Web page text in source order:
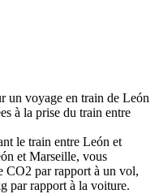
un voyage en train de León
à la prise du train entre
le train entre León et
et Marseille, vous
CO2 par rapport à un vol,
par rapport à la voiture.